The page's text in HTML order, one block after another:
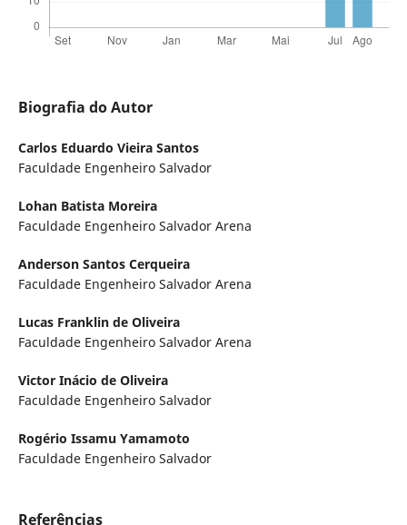
Biografia do Autor
Carlos Eduardo Vieira Santos
Faculdade Engenheiro Salvador
Lohan Batista Moreira
Faculdade Engenheiro Salvador Arena
Anderson Santos Cerqueira
Faculdade Engenheiro Salvador Arena
Lucas Franklin de Oliveira
Faculdade Engenheiro Salvador Arena
Victor Inácio de Oliveira
Faculdade Engenheiro Salvador
Rogério Issamu Yamamoto
Faculdade Engenheiro Salvador
Referências